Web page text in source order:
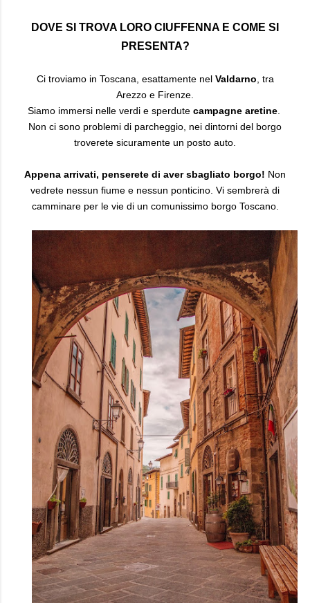
DOVE SI TROVA LORO CIUFFENNA E COME SI
PRESENTA?
Ci troviamo in Toscana, esattamente nel Valdarno, tra
Arezzo e Firenze.
Siamo immersi nelle verdi e sperdute campagne aretine.
Non ci sono problemi di parcheggio, nei dintorni del borgo
troverete sicuramente un posto auto.
Appena arrivati, penserete di aver sbagliato borgo! Non
vedrete nessun fiume e nessun ponticino. Vi sembrerà di
camminare per le vie di un comunissimo borgo Toscano.